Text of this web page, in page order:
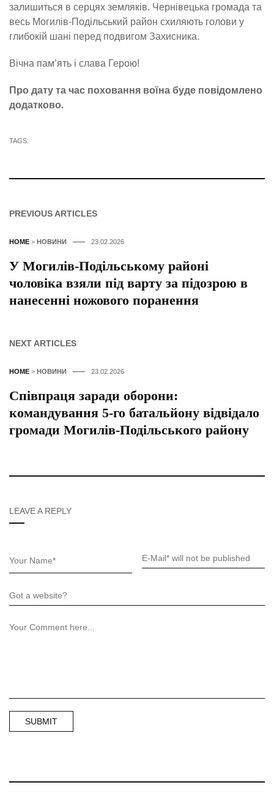
залишиться в серцях земляків. Чернівецька громада та
весь Могилів-Подільський район схиляють голови у
глибокій шані перед подвигом Захисника.
Вічна пам’ять і слава Герою!
Про дату та час поховання воїна буде повідомлено
додатково.
TAGS:
PREVIOUS ARTICLES
HOME > НОВИНИ 23.02.2026
У Могилів-Подільському районі
чоловіка взяли під варту за підозрою в
нанесенні ножового поранення
NEXT ARTICLES
HOME > НОВИНИ 23.02.2026
Співпраця заради оборони:
командування 5-го батальйону відвідало
громади Могилів-Подільського району
LEAVE A REPLY